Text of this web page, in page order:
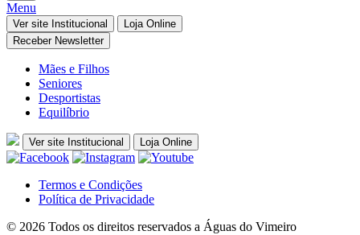
Menu
Ver site Institucional
Loja Online
Receber Newsletter
Mães e Filhos
Seniores
Desportistas
Equilíbrio
Ver site Institucional Loja Online
Termos e Condições
Política de Privacidade
© 2026 Todos os direitos reservados a Águas do Vimeiro